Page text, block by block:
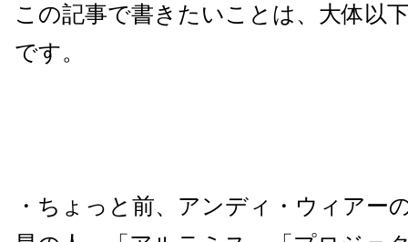
この記事で書きたいことは、大体以
です。
・ちょっと前、アンディ・ウィアー